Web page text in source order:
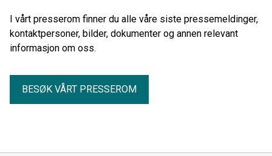
I vårt presserom finner du alle våre siste pressemeldinger,
kontaktpersoner, bilder, dokumenter og annen relevant
informasjon om oss.
BESØK VÅRT PRESSEROM